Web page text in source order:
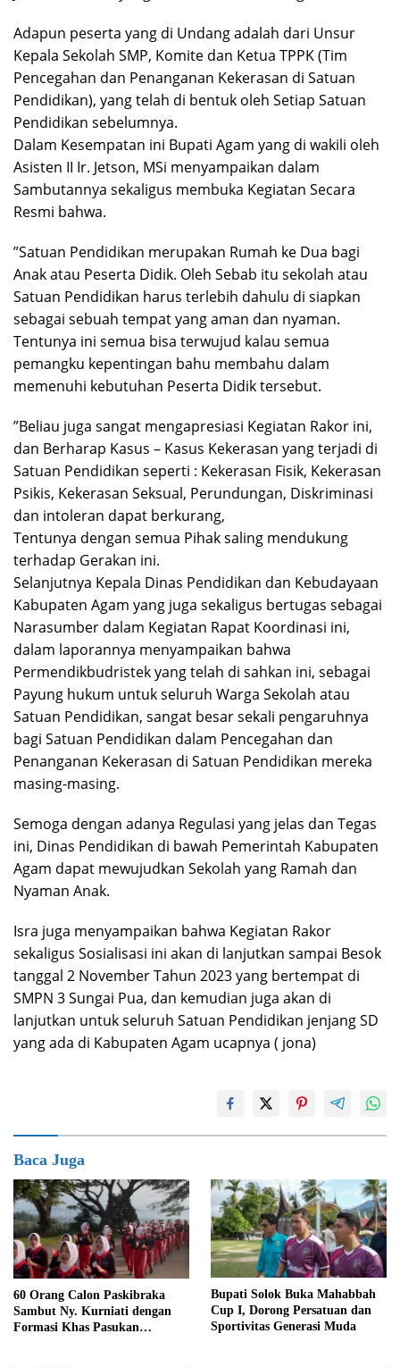
Adapun peserta yang di Undang adalah dari Unsur
Kepala Sekolah SMP, Komite dan Ketua TPPK (Tim
Pencegahan dan Penanganan Kekerasan di Satuan
Pendidikan), yang telah di bentuk oleh Setiap Satuan
Pendidikan sebelumnya.
Dalam Kesempatan ini Bupati Agam yang di wakili oleh
Asisten II Ir. Jetson, MSi menyampaikan dalam
Sambutannya sekaligus membuka Kegiatan Secara
Resmi bahwa.
”Satuan Pendidikan merupakan Rumah ke Dua bagi
Anak atau Peserta Didik. Oleh Sebab itu sekolah atau
Satuan Pendidikan harus terlebih dahulu di siapkan
sebagai sebuah tempat yang aman dan nyaman.
Tentunya ini semua bisa terwujud kalau semua
pemangku kepentingan bahu membahu dalam
memenuhi kebutuhan Peserta Didik tersebut.
”Beliau juga sangat mengapresiasi Kegiatan Rakor ini,
dan Berharap Kasus – Kasus Kekerasan yang terjadi di
Satuan Pendidikan seperti : Kekerasan Fisik, Kekerasan
Psikis, Kekerasan Seksual, Perundungan, Diskriminasi
dan intoleran dapat berkurang,
Tentunya dengan semua Pihak saling mendukung
terhadap Gerakan ini.
Selanjutnya Kepala Dinas Pendidikan dan Kebudayaan
Kabupaten Agam yang juga sekaligus bertugas sebagai
Narasumber dalam Kegiatan Rapat Koordinasi ini,
dalam laporannya menyampaikan bahwa
Permendikbudristek yang telah di sahkan ini, sebagai
Payung hukum untuk seluruh Warga Sekolah atau
Satuan Pendidikan, sangat besar sekali pengaruhnya
bagi Satuan Pendidikan dalam Pencegahan dan
Penanganan Kekerasan di Satuan Pendidikan mereka
masing-masing.
Semoga dengan adanya Regulasi yang jelas dan Tegas
ini, Dinas Pendidikan di bawah Pemerintah Kabupaten
Agam dapat mewujudkan Sekolah yang Ramah dan
Nyaman Anak.
Isra juga menyampaikan bahwa Kegiatan Rakor
sekaligus Sosialisasi ini akan di lanjutkan sampai Besok
tanggal 2 November Tahun 2023 yang bertempat di
SMPN 3 Sungai Pua, dan kemudian juga akan di
lanjutkan untuk seluruh Satuan Pendidikan jenjang SD
yang ada di Kabupaten Agam ucapnya ( jona)
Baca Juga
60 Orang Calon Paskibraka
Sambut Ny. Kurniati dengan
Formasi Khas Pasukan
Bupati Solok Buka Mahabbah
Cup I, Dorong Persatuan dan
Sportivitas Generasi Muda